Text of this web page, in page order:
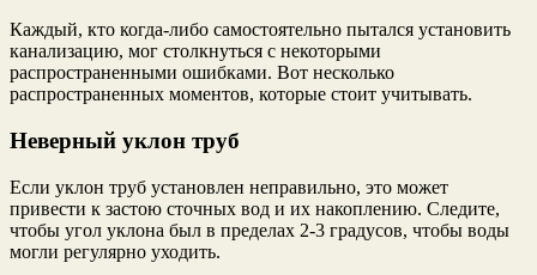
Каждый, кто когда-либо самостоятельно пытался установить
канализацию, мог столкнуться с некоторыми
распространенными ошибками. Вот несколько
распространенных моментов, которые стоит учитывать.
Неверный уклон труб
Если уклон труб установлен неправильно, это может
привести к застою сточных вод и их накоплению. Следите,
чтобы угол уклона был в пределах 2-3 градусов, чтобы воды
могли регулярно уходить.